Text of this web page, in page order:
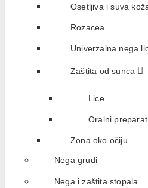
Osetljiva i suva
Rozacea
Univerzalna nega
Zaštita od sunca
Lice
Oralni
Zona oko očiju
Nega grudi
Nega i zaštita stopala